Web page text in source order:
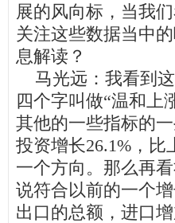
展的风向标，当我
关注这些数据当中
息解读？
马光远：我看到
四个字叫做“温和上
其他的一些指标的
投资增长26.1%，
一个方向。那么再
说符合以前的一个
出口的总额，进口